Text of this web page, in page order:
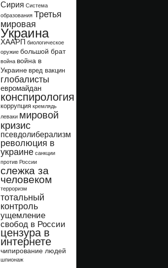
Сирия Система
образования Третья
мировая
Украина
ХААРП биологическое
оружие большой брат
война война в
Украине вред вакцин
глобалисты
евромайдан
конспирология
коррупция кремлядь
леваки мировой
кризис
псевдолиберализм
революция в
украине санкции
против России
слежка за
человеком
терроризм
тотальный
контроль
ущемление
свобод в России
цензура в
интернете
чипирование людей
шпионаж